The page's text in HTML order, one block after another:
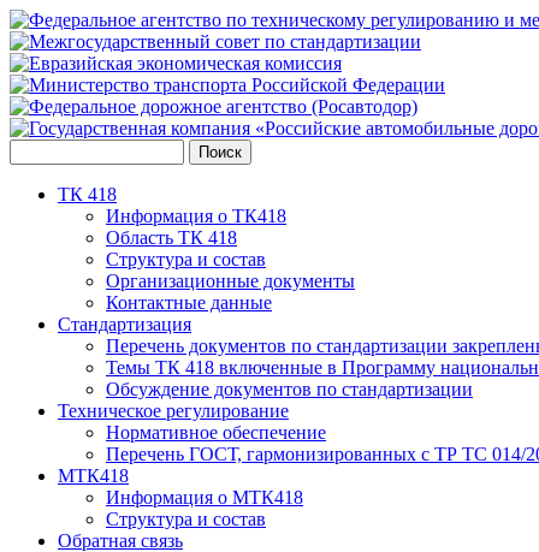
ТК 418
Информация о ТК418
Область ТК 418
Структура и состав
Организационные документы
Контактные данные
Стандартизация
Перечень документов по стандартизации
Темы ТК 418 включенные в Программу
Обсуждение документов по стандартизации
Техническое регулирование
Нормативное обеспечение
Перечень ГОСТ, гармонизированных с ТР ТС 014/
МТК418
Информация о МТК418
Структура и состав
Обратная связь